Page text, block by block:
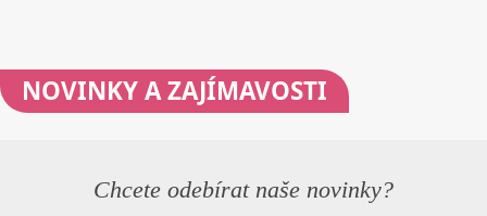
NOVINKYA ZAJÍMAVOSTI
Chcete odebírat naše novinky?